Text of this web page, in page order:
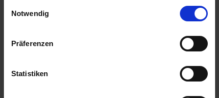
Notwendig
Präferenzen
Statistiken
5,99 €
Auf Lager